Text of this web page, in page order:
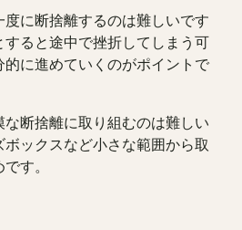
に断捨離するのは難しいです
すると途中で挫折してしまう可
に進めていくのがポイントで
な断捨離に取り組むのは難しい
ックスなど小さな範囲から取
す。